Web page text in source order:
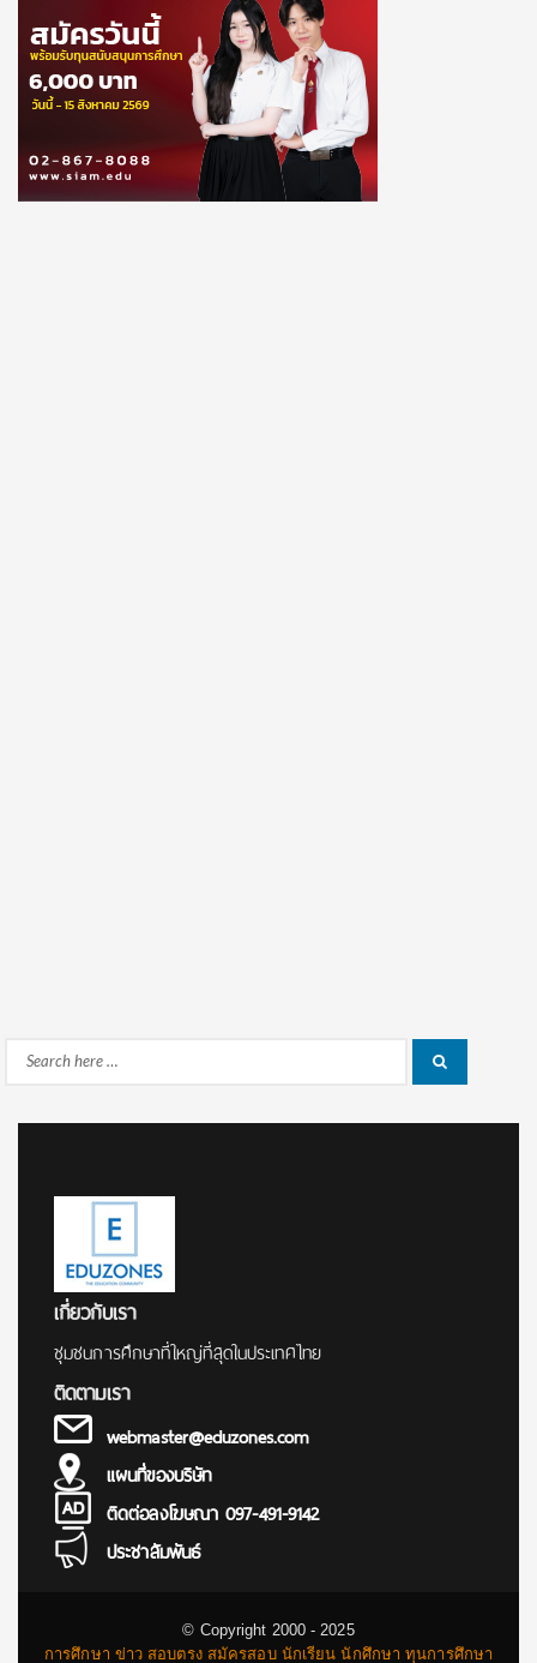
Search
เกี่ยวกับเรา
ชุมชนการศึกษาที่ใหญ่ที่สุดในประเทศไทย
ติดตามเรา
webmaster@eduzones.com
แผนที่ของบริษัท
ติดต่อลงโฆษณา 097-491-9142
ประชาสัมพันธ์
© Copyright 2000 - 2025
การศึกษา ข่าว สอบตรง สมัครสอบ นักเรียน นักศึกษา ทุนการศึกษา